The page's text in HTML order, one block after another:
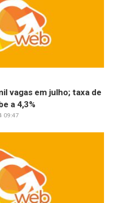
vagas em julho; taxa de
a 4,3%
09:47